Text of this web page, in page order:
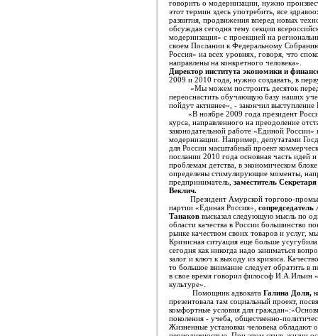
говорить о модернизации, нужно
этот термин здесь употребить, все
развития, продвижения вперед новых
обсуждая сегодня тему секции
модернизация» с проекцией на
своем Послании к Федеральному
Россия» на всех уровнях, говоря, что
направлены на конкретного человека».
Директор института экономики и
2009 и 2010 года, нужно создавать, в
«Мы можем построить десяток
переоснастить обучающую базу наших
пойдут активнее», - закончил
«В ноябре 2009 года президент
курса, направленного на преодоление
законодательной работе «Единой России»
модернизации. Например, депутатами
для России масштабный проект
послании 2010 года основная часть идей
проблемам детства, в экономическом
определены стимулирующие моменты,
предприниматель, заместитель
Веклич.
Президент Амурской торгово-
партии «Единая Россия»,
Танаков высказал следующую мысль по
области качества в России большинство
рынке качеством своих товаров и услуг,
Кризисная ситуация еще больше
сегодня как никогда надо заниматься
залог и ключ к выходу из кризиса.
то большое внимание следует обратить в
в свое время говорил философ И.А.Ильин
культуре».
Помощник адвоката Галина Доля,
презентовала там социальный проект,
комфортные условия для
поколения - учеба, общественно-
Жизненные установки человека обладают